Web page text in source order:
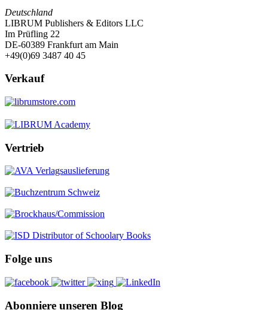
Deutschland
LIBRUM Publishers & Editors LLC
Im Prüfling 22
DE-60389 Frankfurt am Main
+49(0)69 3487 40 45
Verkauf
Vertrieb
Folge uns
Abonniere unseren Blog